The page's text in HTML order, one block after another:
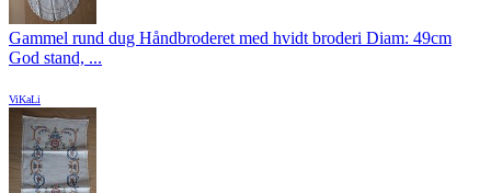
Gammel rund dug Håndbroderet med hvidt broderi Diam: 49cm
God stand, ...
ViKaLi